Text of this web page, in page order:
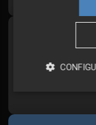
Plaza